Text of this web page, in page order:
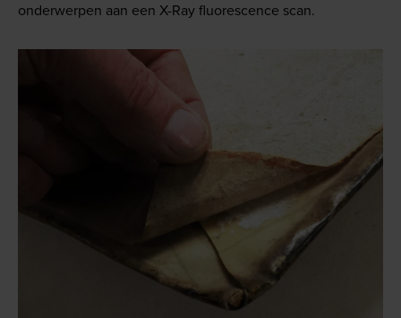
onderwerpen aan een X-Ray fluorescence scan.